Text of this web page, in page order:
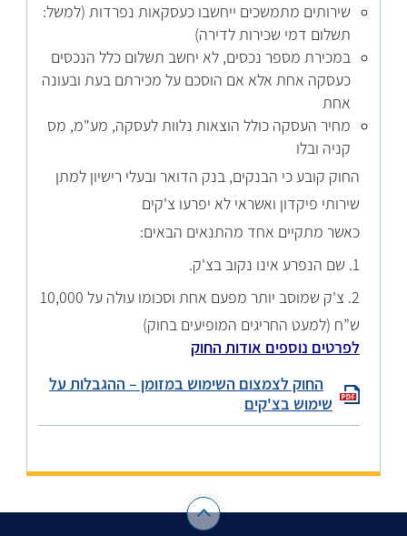
שירותים מתמשכים ייחשבו כעסקאות נפרדות (למשל:
תשלום דמי שכירות לדירה)
במכירת מספר נכסים, לא יחשב תשלום כלל הנכסים
כעסקה אחת אלא אם הוסכם על מכירתם בעת ובעונה
אחת
מחיר העסקה כולל הוצאות נלוות לעסקה, מע"מ, מס
קניה ובלו
החוק קובעכי הבנקים, בנק הדואר ובעלי רישיון למתן
שירותי פיקדון ואשראי לא יפרעו צ'קים
כאשר מתקיים אחד מהתנאים הבאים:
1. שם הנפרע אינו נקוב בצ'ק.
2. צ'
ק שמוסב יותר מפעם אחת וסכומו עולה על 10,000
ש”ח (למעט החריגים המופיעים בחוק)
לפרטים נוספים אודות החוק
החוק לצמצום השימוש במזומן – ההגבלות על
שימוש בצ'קים